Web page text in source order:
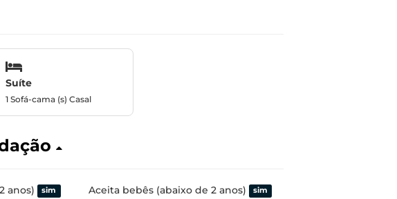
Suíte
1 Sofá-cama (s) Casal
anos) sim Aceita bebês (abaixo de 2 anos) sim